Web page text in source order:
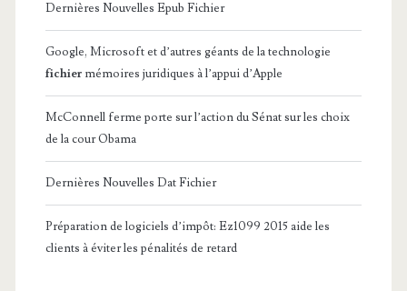
Dernières Nouvelles Epub Fichier
Google, Microsoft et d’autres géants de la technologie
fichier mémoires juridiques à l’appui d’Apple
McConnell ferme porte sur l’action du Sénat sur les choix
de la cour Obama
Dernières Nouvelles Dat Fichier
Préparation de logiciels d’impôt: Ez1099 2015 aide les
clients à éviter les pénalités de retard